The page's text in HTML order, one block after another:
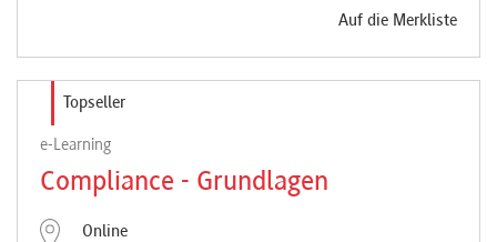
Auf die Merkliste
Topseller
e-Learning
Compliance - Grundlagen
Online